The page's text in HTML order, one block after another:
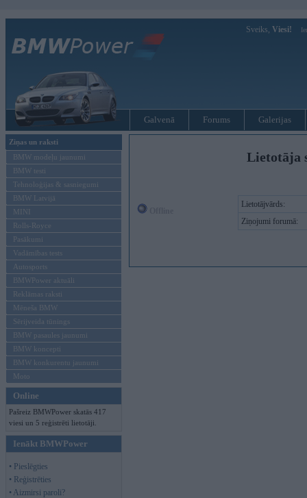
Sveiks, Viesi!
Galvenā Forums Galerijas
Ziņas un raksti
BMW modeļu jaunumi
BMW testi
Tehnoloģijas & sasniegumi
BMW Latvijā
MINI
Rolls-Royce
Pasākumi
Vadāmības tests
Autosports
BMWPower aktuāli
Reklāmas raksti
Mēneša BMW
Sērijveida tūnings
BMW pasaules jaunumi
BMW koncepti
BMW konkurentu jaunumi
Moto
Online
Pašreiz BMWPower skatās 417
viesi un 5 reģistrēti lietotāji.
Ienākt BMWPower
• Pieslēgties
• Reģistrēties
• Aizmirsi paroli?
Lietotāja
Lietotājvārds:
Ziņojumi forumā: